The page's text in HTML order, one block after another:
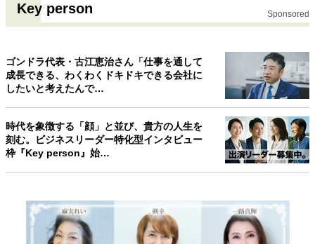
地域とつながる/お金との付き合い方
Key person Sponsored
ゴンドラ代表・古江恵治さん「仕事を通して
成長できる、わくわくドキドキできる会社に
したいと考えたんで…
時代を象徴する「顔」と並び、貴方の人生を
刻む。ビジネスリーダー特化型インタビュー
枠『Key person』始…